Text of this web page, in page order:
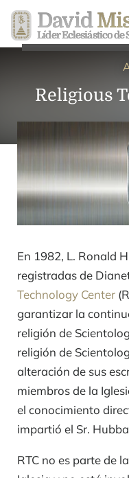
David
Líder Eclesiástico de
Religious
En 1982, L. Ronald
registradas de
Technology Center
garantizar la
religión de
religión de
alteración de sus
miembros de la
el conocimiento
impartió el Sr.
RTC no es parte de